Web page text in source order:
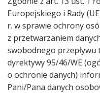
Europejskiego i Rady
r. w sprawie ochrony
z przetwarzaniem
swobodnego przepływu
dyrektywy 95/46/WE
o ochronie danych)
Pani/Pana danych